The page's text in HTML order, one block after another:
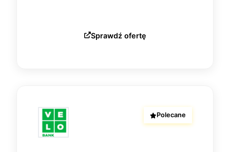
Sprawdź ofertę
Polecane